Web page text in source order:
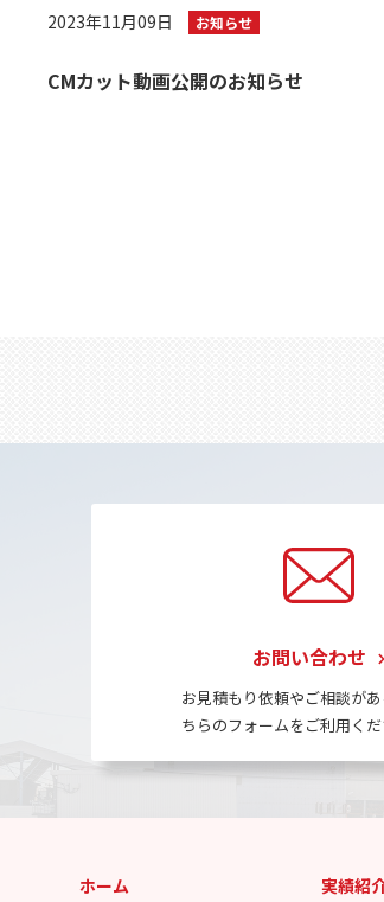
2023年11月09日 お知らせ
CMカット動画公開のお知らせ
お問い合わせ
お見積もり依頼やご相談が
ちらのフォームをご利用くだ
ホーム 実績紹